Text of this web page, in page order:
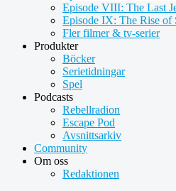
Episode VIII: The Last
Episode IX: The Rise of
Fler filmer & tv-serier
Produkter
Böcker
Serietidningar
Spel
Podcasts
Rebellradion
Escape Pod
Avsnittsarkiv
Community
Om oss
Redaktionen